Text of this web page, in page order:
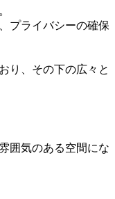
プライバシーの確保
り、その下の広々と
囲気のある空間にな